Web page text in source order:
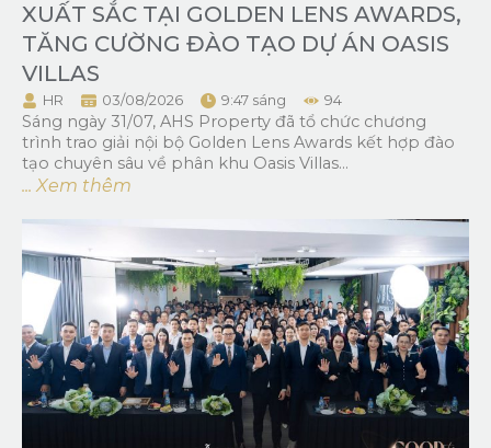
XUẤT SẮC TẠI GOLDEN LENS AWARDS,
TĂNG CƯỜNG ĐÀO TẠO DỰ ÁN OASIS
VILLAS
HR 03/08/2026 9:47 sáng 94
Sáng ngày 31/07, AHS Property đã tổ chức chương
trình trao giải nội bộ Golden Lens Awards kết hợp đào
tạo chuyên sâu về phân khu Oasis Villas...
... Xem thêm